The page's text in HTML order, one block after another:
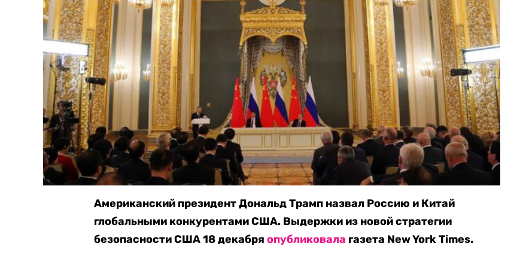
Американский президент Дональд Трамп назвал Россию и Китай
глобальными конкурентами США. Выдержки из новой стратегии
безопасности США 18 декабряопубликовала газета New York Times.